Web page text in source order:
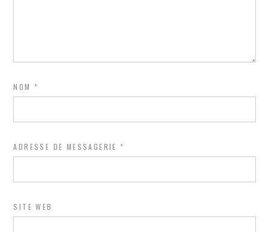
NOM*
ADRESSE DE MESSAGERIE*
SITE WEB